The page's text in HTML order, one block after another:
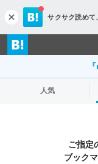
c
l
o
s
サクサク読めて
人気
ご指定
ブック